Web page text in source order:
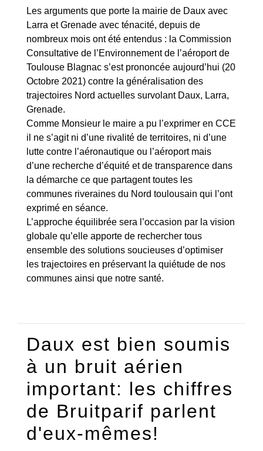
Les arguments que porte la mairie de Daux avec
Larra et Grenade avec ténacité, depuis de
nombreux mois ont été entendus : la Commission
Consultative de l’Environnement de l’aéroport de
Toulouse Blagnac s’est prononcée aujourd’hui (20
Octobre 2021) contre la généralisation des
trajectoires Nord actuelles survolant Daux, Larra,
Grenade.
Comme Monsieur le maire a pu l’exprimer en CCE
il ne s’agit ni d’une rivalité de territoires, ni d’une
lutte contre l’aéronautique ou l’aéroport mais
d’une recherche d’équité et de transparence dans
la démarche ce que partagent toutes les
communes riveraines du Nord toulousain qui l’ont
exprimé en séance.
L’approche équilibrée sera l’occasion par la vision
globale qu’elle apporte de rechercher tous
ensemble des solutions soucieuses d’optimiser
les trajectoires en préservant la quiétude de nos
communes ainsi que notre santé.
Daux est bien soumis
à un bruit aérien
important: les chiffres
de Bruitparif parlent
d'eux-mêmes!